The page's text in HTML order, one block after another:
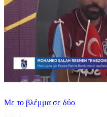
Με το βλέμμα σε δύο